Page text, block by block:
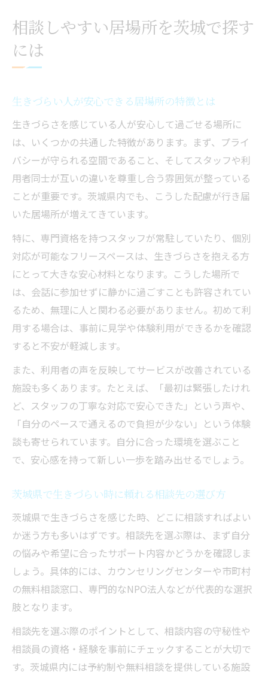
相談しやすい居場所を茨城で探す
には
生きづらい人が安心できる居場所の特徴とは
生きづらさを感じている人が安心して過ごせる場所に
は、いくつかの共通した特徴があります。まず、プライ
バシーが守られる空間であること、そしてスタッフや利
用者同士が互いの違いを尊重し合う雰囲気が整っている
ことが重要です。茨城県内でも、こうした配慮が行き届
いた居場所が増えてきています。
特に、専門資格を持つスタッフが常駐していたり、個別
対応が可能なフリースペースは、生きづらさを抱える方
にとって大きな安心材料となります。こうした場所で
は、会話に参加せずに静かに過ごすことも許容されてい
るため、無理に人と関わる必要がありません。初めて利
用する場合は、事前に見学や体験利用ができるかを確認
すると不安が軽減します。
また、利用者の声を反映してサービスが改善されている
施設も多くあります。たとえば、「最初は緊張したけれ
ど、スタッフの丁寧な対応で安心できた」という声や、
「自分のペースで通えるので負担が少ない」という体験
談も寄せられています。自分に合った環境を選ぶこと
で、安心感を持って新しい一歩を踏み出せるでしょう。
茨城県で生きづらい時に頼れる相談先の選び方
茨城県で生きづらさを感じた時、どこに相談すればよい
か迷う方も多いはずです。相談先を選ぶ際は、まず自分
の悩みや希望に合ったサポート内容かどうかを確認しま
しょう。具体的には、カウンセリングセンターや市町村
の無料相談窓口、専門的なNPO法人などが代表的な選択
肢となります。
相談先を選ぶ際のポイントとして、相談内容の守秘性や
相談員の資格・経験を事前にチェックすることが大切で
す。茨城県内には予約制や無料相談を提供している施設